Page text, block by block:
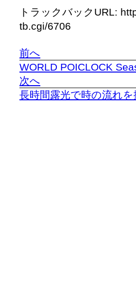
トラックバックURL:
tb.cgi/6706
前へ
WORLD POICLOCK
次へ
長時間露光で時の流れ